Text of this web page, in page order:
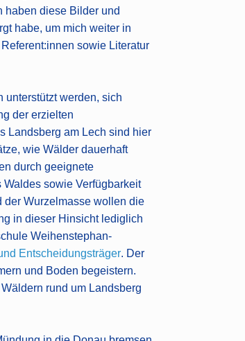
haben diese Bilder und
habe, um mich weiter in
sowie Literatur
unterstützt werden, sich
der erzielten
Landsberg am Lech sind hier
wie Wälder dauerhaft
durch geeignete
sowie Verfügbarkeit
der Wurzelmasse wollen die
in dieser Hinsicht lediglich
Weihenstephan-
Entscheidungsträger. Der
und Boden begeistern.
rund um Landsberg